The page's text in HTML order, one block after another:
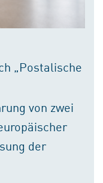
„Postalische
von zwei
der